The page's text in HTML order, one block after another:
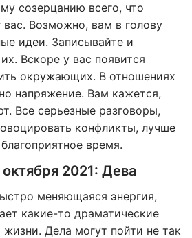
созерцанию всего, что
вас. Возможно, вам в голову
идеи. Записывайте и
Вскоре у вас появится
окружающих. В отношениях
напряжение. Вам кажется,
Все серьезные разговоры,
конфликты, лучше
время.
2021: Дева
меняющаяся энергия,
какие-то драматические
Дела могут пойти не так